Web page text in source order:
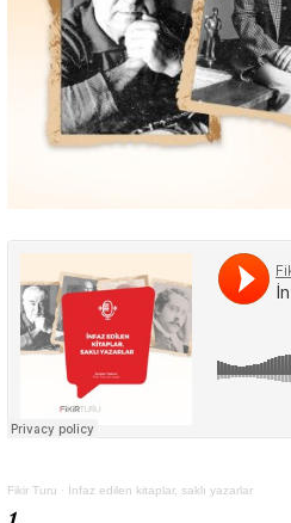
Fikir Turu · İnfaz edilen kitaplar, saklı yazarlar